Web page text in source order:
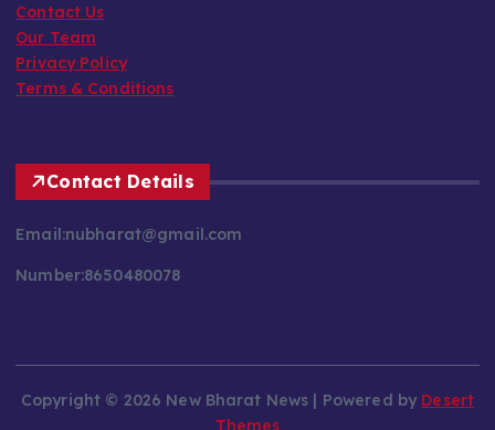
Contact Us
Our Team
Privacy Policy
Terms & Conditions
Contact Details
Email:nubharat@gmail.com
Number:8650480078
Copyright © 2026 New Bharat News | Powered by Desert
Themes